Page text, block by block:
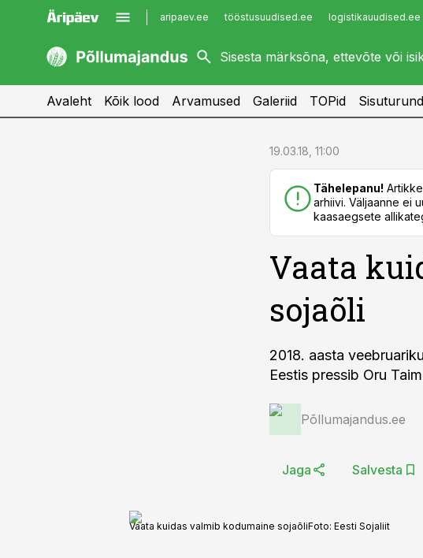
aripaev.ee tööstusuudised.ee logistikauudised.ee
kaubandus.ee
kinnisvarauudised.ee
imelineajalugu.ee
Infopank
Avaleht Kõik lood Arvamused Galeriid TOPid
19.03.18, 11:00
Tähelepanu!
arhiivi. Väljaanne ei
kaasaegsete
Vaata
sojaõli
2018. aasta
Eestis pressib Oru
Põllumajandus.ee
Jaga Salvesta
Vaata kuidas valmib kodumaine sojaõliFoto: Eesti Sojaliit